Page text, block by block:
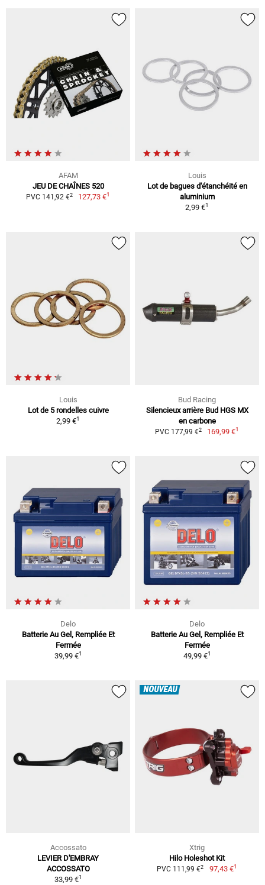
AFAM
JEU DE CHAÎNES 520
PVC 141,92 €2 127,73 €1
Louis
Lot de bagues d'étanchéité en
aluminium
2,99 €1
Louis
Lot de 5 rondelles cuivre
2,99 €1
Bud Racing
Silencieux arrière Bud HGS MX
en carbone
PVC 177,99 €2 169,99 €1
Delo
Batterie Au Gel, Rempliée Et
Fermée
39,99 €1
Delo
Batterie Au Gel, Rempliée Et
Fermée
49,99 €1
Accossato
LEVIER D'EMBRAY
ACCOSSATO
33,99 €1
NOUVEAU
Xtrig
Hilo Holeshot Kit
PVC 111,99 €2 97,43 €1